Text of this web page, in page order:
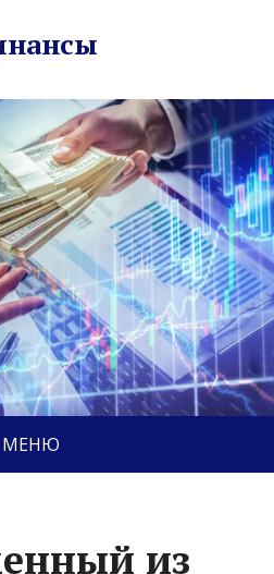
МЕНЮ
из